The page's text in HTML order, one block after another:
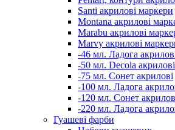
Santi акрилові маркери
Montana акрилові
Marabu акрилові
Marvy акрилові
-46 мл. Ладога
-50 мл. Decola акрилові
-75 мл. Сонет акрилові
-100 мл. Ладога
-120 мл. Сонет
-220 мл. Ладога
Гуашеві фарби